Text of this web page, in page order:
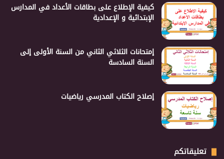
كيفية الإطلاع على بطاقات الأعداد في المدارس
الإبتدائية و الإعدادية
إمتحانات الثلاثي الثاني من السنة الأولى إلى
السنة السادسة
إصلاح الكتاب المدرسي رياضيات
تعليقاتكم